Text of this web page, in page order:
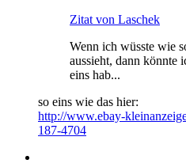
Zitat von Laschek
Wenn ich wüsste wie
aussieht, dann könnte
eins hab...
so eins wie das hier:
http://www.ebay-
187-4704